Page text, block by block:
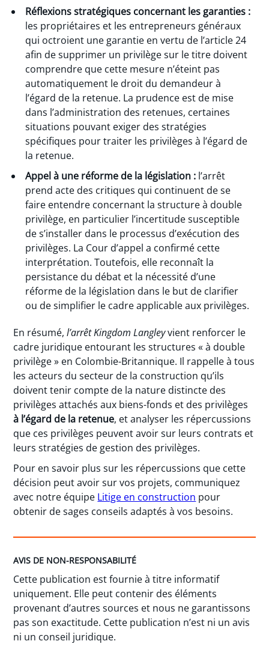
Réflexions stratégiques concernant les garanties :
les propriétaires et les entrepreneurs généraux
qui octroient une garantie en vertu de l’article 24
afin de supprimer un privilège sur le titre doivent
comprendre que cette mesure n’éteint pas
automatiquement le droit du demandeur à
l’égard de la retenue. La prudence est de mise
dans l’administration des retenues, certaines
situations pouvant exiger des stratégies
spécifiques pour traiter les privilèges à l’égard de
la retenue.
Appel à une réforme de la législation : l’arrêt
prend acte des critiques qui continuent de se
faire entendre concernant la structure à double
privilège, en particulier l’incertitude susceptible
de s’installer dans le processus d’exécution des
privilèges. La Cour d’appel a confirmé cette
interprétation. Toutefois, elle reconnaît la
persistance du débat et la nécessité d’une
réforme de la législation dans le but de clarifier
ou de simplifier le cadre applicable aux privilèges.
En résumé,l’arrêt Kingdom Langleyvient renforcer le
cadre juridique entourant les structures « à double
privilège » en Colombie-Britannique. Il rappelle à tous
les acteurs du secteur de la construction qu’ils
doivent tenir compte de la nature distincte des
privilèges attachés aux biens-fonds et des privilèges
à l’égard de la retenue, et analyser les répercussions
que ces privilèges peuvent avoir sur leurs contrats et
leurs stratégies de gestion des privilèges.
Pour en savoir plus sur les répercussions que cette
décision peut avoir sur vos projets, communiquez
avec notre équipe Litige en construction pour
obtenir de sages conseils adaptés à vos besoins.
AVIS DE NON-RESPONSABILITÉ
Cette publication est fournie à titre informatif
uniquement. Elle peut contenir des éléments
provenant d’autres sources et nous ne garantissons
pas son exactitude. Cette publication n’est ni un avis
ni un conseil juridique.